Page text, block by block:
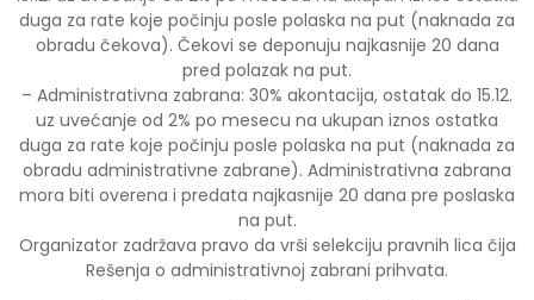
duga za rate koje počinju posle polaska na put (naknada za
obradu čekova). Čekovi se deponuju najkasnije 20 dana
pred polazak na put.
– Administrativna zabrana: 30% akontacija, ostatak do 15.12.
uz uvećanje od 2% po mesecu na ukupan iznos ostatka
duga za rate koje počinju posle polaska na put (naknada za
obradu administrativne zabrane). Administrativna zabrana
mora biti overena i predata najkasnije 20 dana pre poslaska
na put.
Organizator zadržava pravo da vrši selekciju pravnih lica čija
Rešenja o administrativnoj zabrani prihvata.